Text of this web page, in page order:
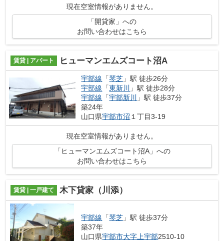
現在空室情報がありません。
「開貸家」への
お問い合わせはこちら
賃貸 | アパート ヒューマンエムズコート沼A
宇部線 「琴芝 」駅 徒歩26分
宇部線 「東新川
」駅 徒歩28分
宇部線 「宇部新川
」駅 徒歩37分
築24年
山口県宇部市沼 １丁目3-19
現在空室情報がありません。
「ヒューマンエムズコート沼A」への
お問い合わせはこちら
賃貸 | 一戸建て 木下貸家（川添）
宇部線 「琴芝 」駅 徒歩37分
築37年
山口県宇部市大字上宇部2510-10